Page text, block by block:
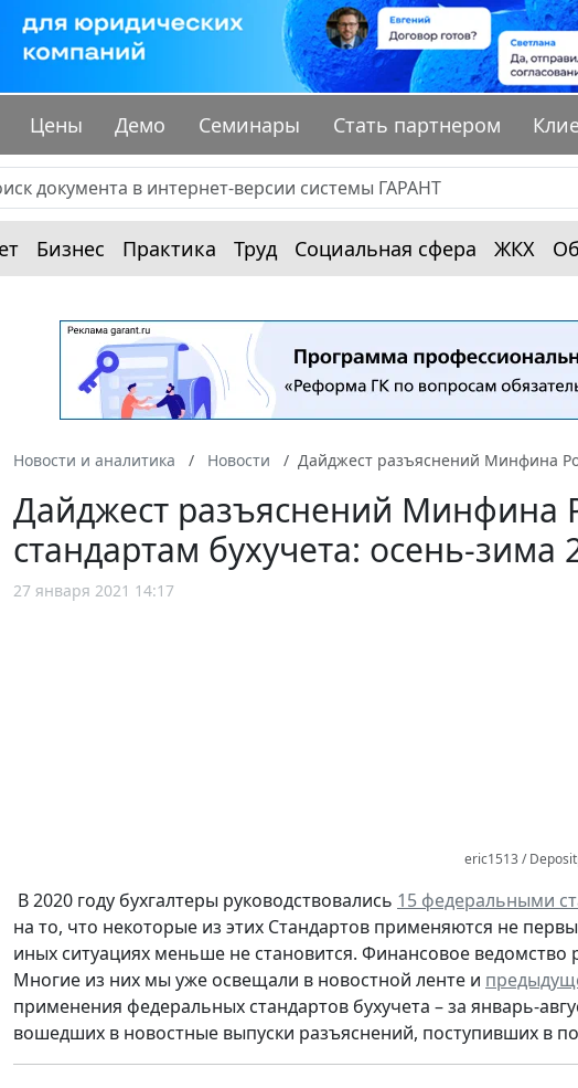
Цены Демо Семинары Стать партнером
Бизнес Практика Труд Социальная сфера ЖКХ
Новости и аналитика Новости Дайджест разъяснений Минфина
Дайджест разъяснений Минфина
стандартам бухучета: осень-зима
27 января 2021 14:17
eric1513 /
В 2020 году бухгалтеры руководствовались 15 федеральными
на то, что некоторые из этих Стандартов применяются не
иных ситуациях меньше не становится. Финансовое ведомство
Многие из них мы уже освещали в новостной ленте и
применения федеральных стандартов бухучета – за январь-
вошедших в новостные выпуски разъяснений, поступивших в